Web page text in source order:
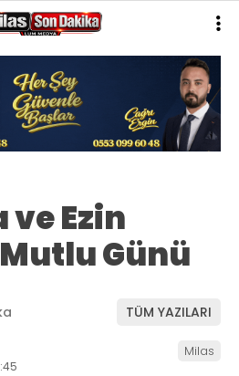
29.8
YAZARLAR
ve Ezin
Günü
TÜM YAZILARI
Milas